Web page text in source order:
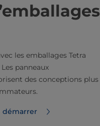
les emballages Tetra
panneaux
des conceptions plus
démarrer